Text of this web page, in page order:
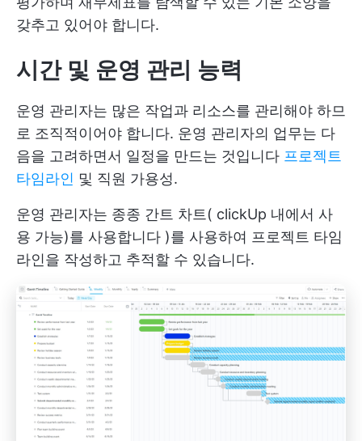
갖추고 있어야 합니다.
시간 및 운영 관리 능력
운영 관리자는 많은 작업과 리소스를 관리해야 하므
로 조직적이어야 합니다. 운영 관리자의 업무는 다
음을 고려하면서 일정을 만드는 것입니다 프로젝트
타임라인 및 직원 가용성.
운영 관리자는 종종 간트 차트( clickUp 내에서 사
용 가능)를 사용합니다 )를 사용하여 프로젝트 타임
라인을 작성하고 추적할 수 있습니다.